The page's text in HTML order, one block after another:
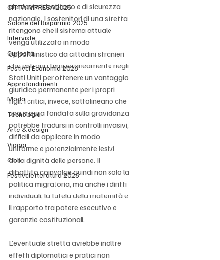
CITTÀ IMPRESA 2025
Salone del Risparmio 2025
Interviste
Curiosità
Festival Economia 2026
Approfondimenti
Moda
Tecnologia
Arte & design
Viaggi
Cibo
Festivaletteratura 2026
elemento identitario e di sicurezza
nazionale. I sostenitori di una stretta
ritengono che il sistema attuale
venga utilizzato in modo
opportunistico da cittadini stranieri
che entrano temporaneamente negli
Stati Uniti per ottenere un vantaggio
giuridico permanente per i propri
figli. I critici, invece, sottolineano che
una misura fondata sulla gravidanza
potrebbe tradursi in controlli invasivi,
difficili da applicare in modo
uniforme e potenzialmente lesivi
della dignità delle persone. Il
dibattito coinvolge quindi non solo la
politica migratoria, ma anche i diritti
individuali, la tutela della maternità e
il rapporto tra potere esecutivo e
garanzie costituzionali.
L’eventuale stretta avrebbe inoltre
effetti diplomatici e pratici non